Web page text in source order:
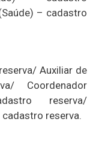
– cadastro
Auxiliar de
Coordenador
reserva/
reserva.